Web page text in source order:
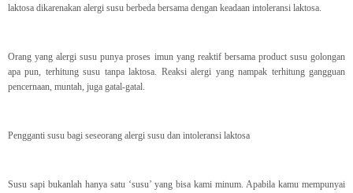
laktosa dikarenakan alergi susu berbeda bersama dengan keadaan intoleransi laktosa.
Orang yang alergi susu punya proses imun yang reaktif bersama product susu golongan
apa pun, terhitung susu tanpa laktosa. Reaksi alergi yang nampak terhitung gangguan
pencernaan, muntah, juga gatal-gatal.
Pengganti susu bagi seseorang alergi susu dan intoleransi laktosa
Susu sapi bukanlah hanya satu ‘susu’ yang bisa kami minum. Apabila kamu mempunyai